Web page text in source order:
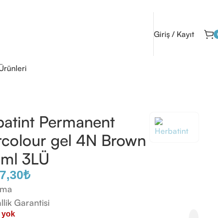
Giriş / Kayıt
Permanent
gel 4N Brown
3LÜ
₺
Garantisi
yok